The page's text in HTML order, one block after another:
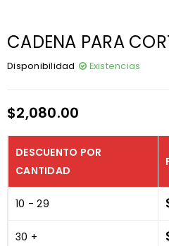
CADENA PARA
Disponibilidad Existencias
$2,080.00
DESCUENTO POR
CANTIDAD
10 - 29
30 +